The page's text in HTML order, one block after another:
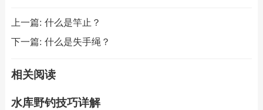
上一篇: 什么是竿止？
下一篇: 什么是失手绳？
相关阅读
水库野钓技巧详解